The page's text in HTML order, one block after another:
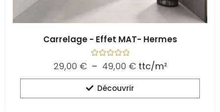
Carrelage - Effet MAT- Hermes
N
o
t
e
0
s
29,00 € – 49,00 € ttc/m²
Découvrir